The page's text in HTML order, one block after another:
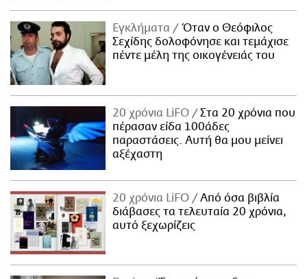
Εγκλήματα
Όταν ο Θεόφιλος
Σεχίδης δολοφόνησε και τεμάχισε
πέντε μέλη της οικογένειάς του
20 χρόνια LiFO
Στα 20 χρόνια που
πέρασαν είδα 100άδες
παραστάσεις. Αυτή θα μου μείνει
αξέχαστη
20 χρόνια LiFO
Από όσα βιβλία
διάβασες τα τελευταία 20 χρόνια,
αυτό ξεχωρίζεις